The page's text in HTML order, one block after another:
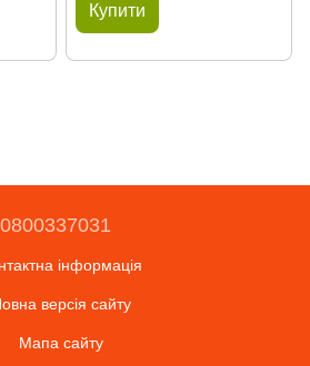
Купити
0800337031
інформація
версія сайту
Мапа сайту